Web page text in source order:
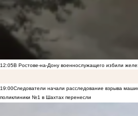
12:05В Ростове-на-Дону военнослужащего избили
19:00Следователи начали расследование взрыва
поликлиники №1 в Шахтах перенесли